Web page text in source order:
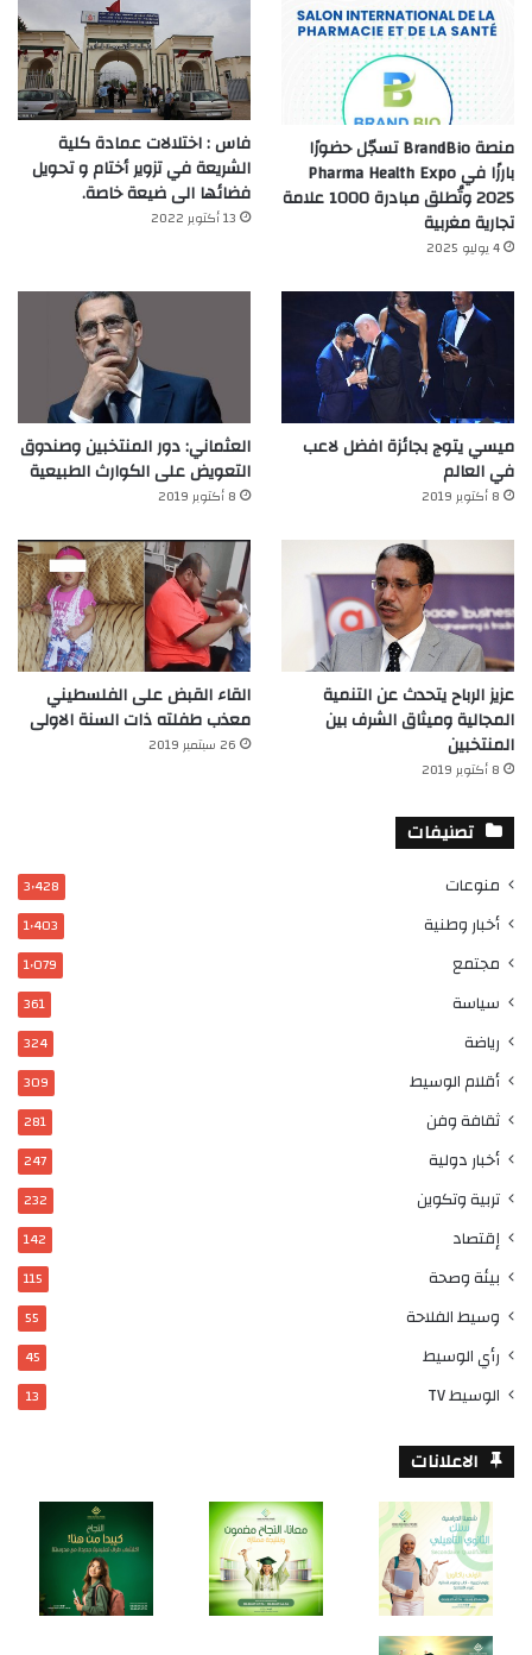
منصة BrandBio تسجّل حضورًا
بارزًا في Pharma Health Expo
2025 وتُطلق مبادرة 1000 علامة
تجارية مغربية
4 يوليو 2025
فاس : اختلالات عمادة كلية
الشريعة في تزوير أختام و تحويل
فضائها الى ضيعة خاصة.
13 أكتوبر 2022
ميسي يتوج بجائزة افضل لاعب
في العالم‎
8 أكتوبر 2019
العثماني: دور المنتخبين وصندوق
التعويض على الكوارث الطبيعية
8 أكتوبر 2019
عزيز الرباح يتحدث عن التنمية
المجالية وميثاق الشرف بين
المنتخبين
8 أكتوبر 2019
القاء القبض على الفلسطيني
معذب طفلته ذات السنة الاولى
26 سبتمبر 2019
تصنيفات
منوعات 3٬428
أخبار وطنية 1٬403
مجتمع 1٬079
سياسة 361
رياضة 324
أقلام الوسيط 309
ثقافة وفن 281
أخبار دولية 247
تربية وتكوين 232
إقتصاد 142
بيئة وصحة 115
وسيط الفلاحة 55
رأي الوسيط 45
الوسيط TV 13
الاعلانات